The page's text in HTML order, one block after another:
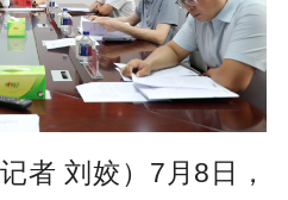
f
u
l
者 刘姣）7月8日，